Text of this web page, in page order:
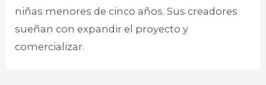
niñas menores de cinco años. Sus creadores
sueñan con expandir el proyecto y
comercializar.